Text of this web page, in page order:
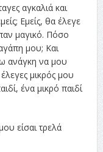
αγκαλιά και
Εμείς, θα έλεγε
μαγικό. Πόσο
μου; Και
ανάγκη να μου
μικρός μου
ένα μικρό παιδί
είσαι τρελά